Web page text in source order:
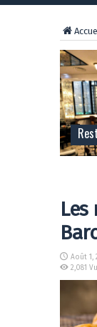
Août 1,
2,081